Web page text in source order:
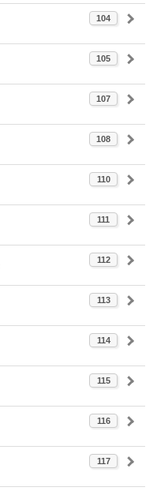
104
105
107
108
110
111
112
113
114
115
116
117